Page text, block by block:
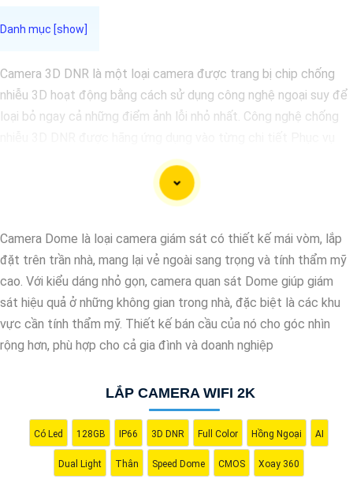
Camera 3D DNR là một loại camera được trang bị chip chống
nhiễu 3D hoạt động bằng cách sử dụng công nghệ ngoại suy để
loại bỏ ngay cả những điểm ảnh lỗi nhỏ nhất. Công nghệ chống
cho hình ảnh của camera trở nên sắc nét, rõ ràng và không bị ảnh
Với tính năng chống nhiễu 3D DNR camera sẽ giúp bạn quan sát
sáng yếu hoặc độ nhiễu cao. Với Những Trang bị cao cấp làm
cho việc giám sát, quan sát trở nên dễ dàng và chính xác hơn.
Camera Dome là loại camera giám sát có thiết kế mái vòm, lắp
đặt trên trần nhà, mang lại vẻ ngoài sang trọng và tính thẩm mỹ
cao. Với kiểu dáng nhỏ gọn, camera quan sát Dome giúp giám
sát hiệu quả ở những không gian trong nhà, đặc biệt là các khu
vực cần tính thẩm mỹ. Thiết kế bán cầu của nó cho góc nhìn
rộng hơn, phù hợp cho cả gia đình và doanh nghiệp
LẮP CAMERA WIFI 2K
Có Led 128GB IP66 3D DNR Full Color Hồng Ngoại AI
Dual Light Thân Speed Dome CMOS Xoay 360